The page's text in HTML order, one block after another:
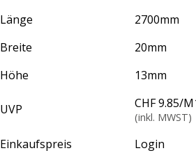
Länge
2700mm
Breite
20mm
Höhe
13mm
UVP CHF 9.85/
(inkl. MWST)
Einkaufspreis Login